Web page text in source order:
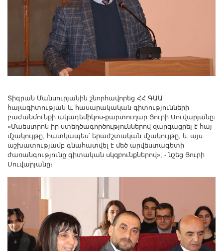
Տիգրան Մանսուրյանին շնորհավորեց ՀՀ ԳԱԱ
հայագիտության և հասարակական գիտությունների
բաժանմունքի ակադեմիկոս-քարտուղար Յուրի Սուվարյանը։
«Մաեստրոն իր ստեղծագործություններով զարգացրել է հայ
մշակույթը, հատկապես՝ երաժշտական մշակույթը, և այս
աշխատությամբ գնահատվել է մեծ արվեստագետի
ժառանգությունը գիտական սկզբունքներով», - նշեց Յուրի
Սուվարյանը։